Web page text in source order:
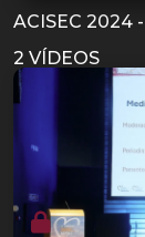
ACISEC 2024
2 VÍDEOS